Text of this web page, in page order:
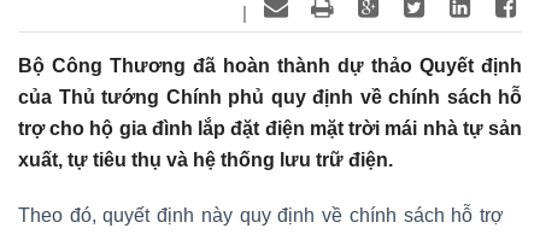
|
Bộ Công Thương đã hoàn thành dự thảo Quyết định
của Thủ tướng Chính phủ quy định về chính sách hỗ
trợ cho hộ gia đình lắp đặt điện mặt trời mái nhà tự sản
xuất, tự tiêu thụ và hệ thống lưu trữ điện.
Theo đó, quyết định này quy định về chính sách hỗ trợ